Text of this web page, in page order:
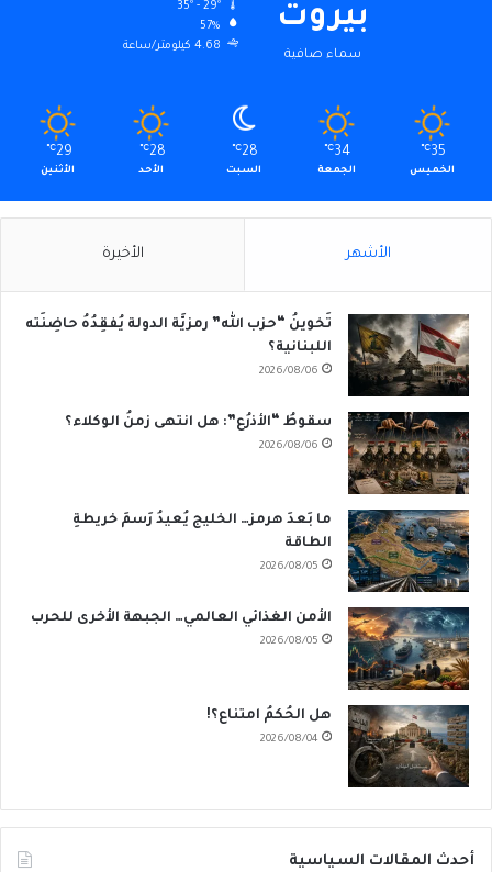
بيروت
سماء صافية
57%
4.68 كيلومتر/ساعة
35
℃
الخميس
34
℃
الجمعة
28
℃
السبت
28
℃
الأحد
29
℃
الأثنين
الأشهر الأخيرة
تَخوينُ “حزب الله” رمزيَّة الدولة يُفقِدُهُ حاضِنَته
اللبنانية؟
2026/08/06
سقوطُ “الأذرُع”: هل انتهى زمنُ الوكلاء؟
2026/08/06
ما بَعدَ هرمز… الخليج يُعيدُ رَسمَ خريطةِ
الطاقة
2026/08/05
الأمن الغذائي العالمي… الجبهة الأخرى للحرب
2026/08/05
هل الحُكمُ امتناع؟!
2026/08/04
أحدث المقالات السياسية